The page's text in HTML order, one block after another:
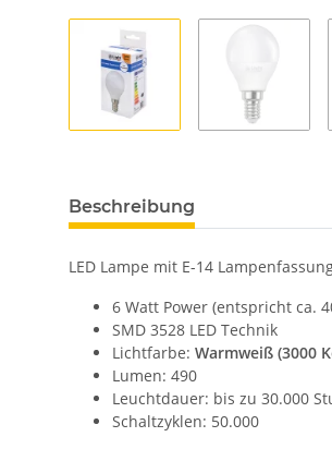
Beschreibung
LED Lampe mit E-14
6 Watt Power (entspricht ca.
SMD 3528 LED Technik
Lichtfarbe: Warmweiß (3000
Lumen: 490
Leuchtdauer: bis zu 30.000
Schaltzyklen: 50.000